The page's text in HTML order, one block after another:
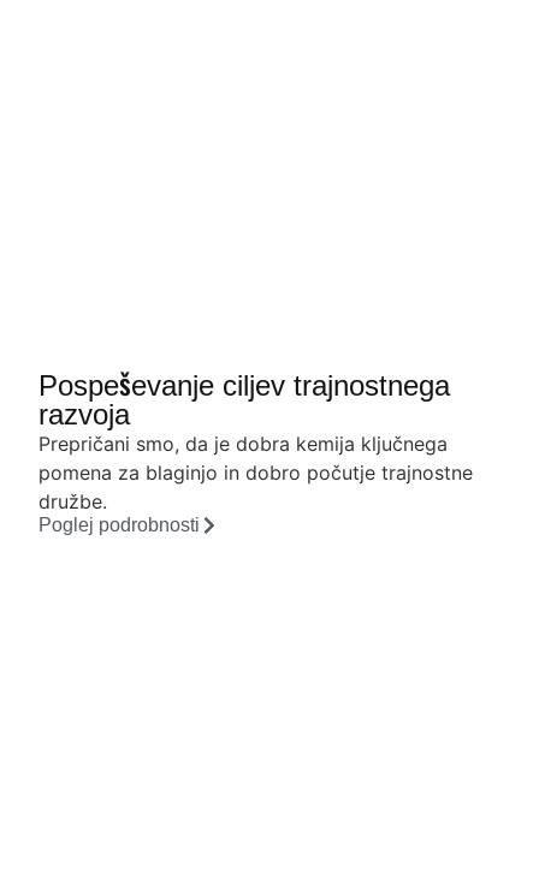
Pospeševanje ciljev trajnostnega
razvoja
Prepričani smo, da je dobra kemija ključnega
pomena za blaginjo in dobro počutje trajnostne
družbe.
Poglej podrobnosti